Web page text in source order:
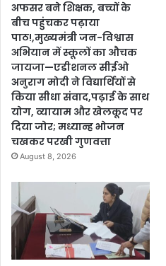
अफसर बने शिक्षक, बच्चों के
बीच पहुंचकर पढ़ाया
पाठ!,मुख्यमंत्री जन-विश्वास
अभियान में स्कूलों का औचक
जायजा—एडीशनल सीईओ
अनुराग मोदी ने विद्यार्थियों से
किया सीधा संवाद,पढ़ाई के साथ
योग, व्यायाम और खेलकूद पर
दिया जोर; मध्यान्ह भोजन
चखकर परखी गुणवत्ता
August 8, 2026